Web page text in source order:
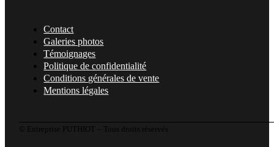
Contact
Galeries photos
Témoignages
Politique de confidentialité
Conditions générales de vente
Mentions légales
© Entreprise PUTHIOT – Tous droits réservés